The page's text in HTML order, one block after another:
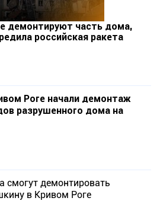
демонтируют часть дома,
российская ракета
Роге начали демонтаж
разрушенного дома на
смогут демонтировать
в Кривом Роге